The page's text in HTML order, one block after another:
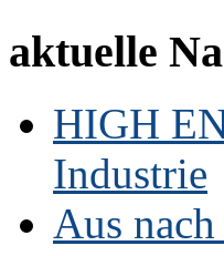
aktuelle
HIGH
Industrie
Aus